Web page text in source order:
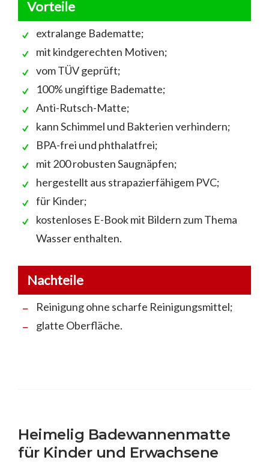
Vorteile
extralange Badematte;
mit kindgerechten Motiven;
vom TÜV geprüft;
100% ungiftige Badematte;
Anti-Rutsch-Matte;
kann Schimmel und Bakterien verhindern;
BPA-frei und phthalatfrei;
mit 200 robusten Saugnäpfen;
hergestellt aus strapazierfähigem PVC;
für Kinder;
kostenloses E-Book mit Bildern zum Thema
Wasser enthalten.
Nachteile
Reinigung ohne scharfe Reinigungsmittel;
glatte Oberfläche.
Heimelig Badewannenmatte
für Kinder und Erwachsene